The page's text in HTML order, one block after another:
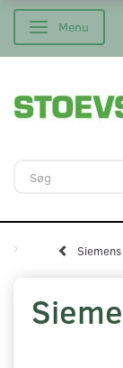
SkifteMenu
Siemens